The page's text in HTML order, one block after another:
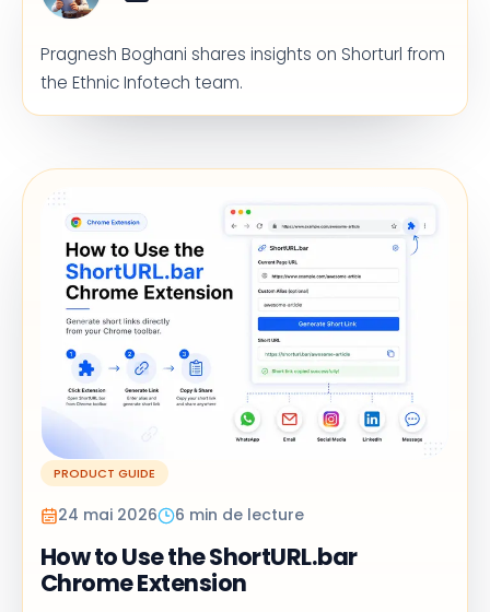
Pragnesh Boghani shares insights on Shorturl from
the Ethnic Infotech team.
PRODUCT GUIDE
24 mai 2026 6 min de lecture
How to Use the ShortURL.bar
Chrome Extension